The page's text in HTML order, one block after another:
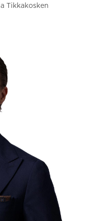
Tikkakosken